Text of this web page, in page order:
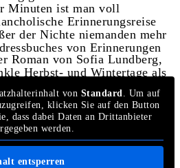
Minuten ist man voll
Erinnerungsreise
der Nichte niemanden mehr
von Erinnerungen
Roman von Sofia Lundberg,
Herbst- und Wintertage als
von Standard
. Um auf
klicken Sie auf den Button
dass dabei Daten an Drittanbieter
werden.
entsperren